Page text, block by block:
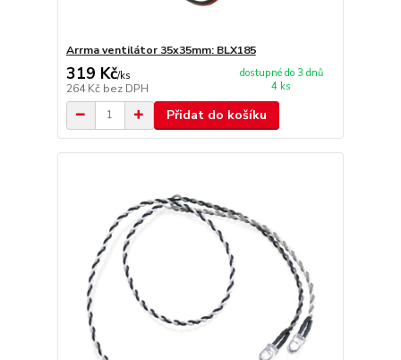
Arrma ventilátor 35x35mm: BLX185
319 Kč/ks
264 Kč bez DPH
dostupné do 3 dnů
4 ks
Přidat do košíku